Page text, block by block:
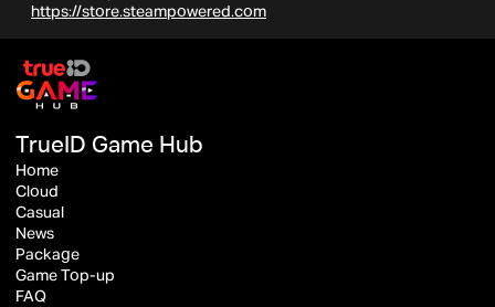
https://store.steampowered.com
TrueID Game Hub
Home
Cloud
Casual
News
Package
Game Top-up
FAQ